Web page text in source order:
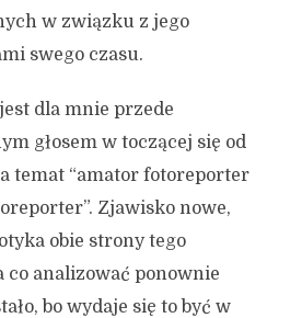
w związku z jego
swego czasu.
dla mnie przede
głosem w toczącej się od
temat “amator fotoreporter
Zjawisko nowe,
obie strony tego
co analizować ponownie
bo wydaje się to być w